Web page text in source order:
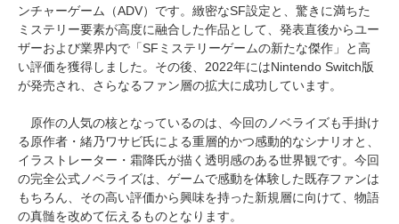
ンチャーゲーム（ADV）です。緻密なSF設定と、驚きに満ちた
ミステリー要素が高度に融合した作品として、発表直後からユー
ザーおよび業界内で「SFミステリーゲームの新たな傑作」と高
い評価を獲得しました。その後、2022年にはNintendo Switch版
が発売され、さらなるファン層の拡大に成功しています。
原作の人気の核となっているのは、今回のノベライズも手掛け
る原作者・緒乃ワサビ氏による重層的かつ感動的なシナリオと、
イラストレーター・霜降氏が描く透明感のある世界観です。今回
の完全公式ノベライズは、ゲームで感動を体験した既存ファンは
もちろん、その高い評価から興味を持った新規層に向けて、物語
の真髄を改めて伝えるものとなります。